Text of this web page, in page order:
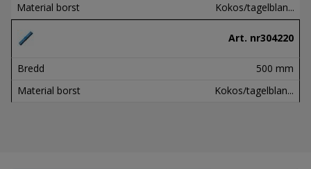
Material borst
Kokos/tagelblan...
Art. nr304220
Bredd
500 mm
Material borst
Kokos/tagelblan...